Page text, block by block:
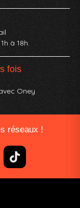
à 18h.
fois
Oney​
réseaux !